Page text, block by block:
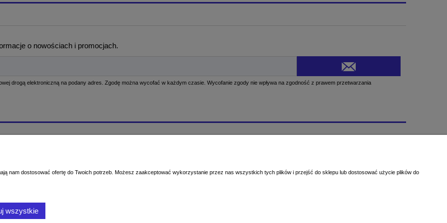
o nowościach i promocjach.
- sprawdzenie dokładnej
Moje zamówienia
Blog
nam dostosować ofertę do Twoich potrzeb. Możesz zaakceptować wykorzystanie przez nas wszystkich tych plików i przejść do sklepu lub dostosować użycie plików do
wszystkie